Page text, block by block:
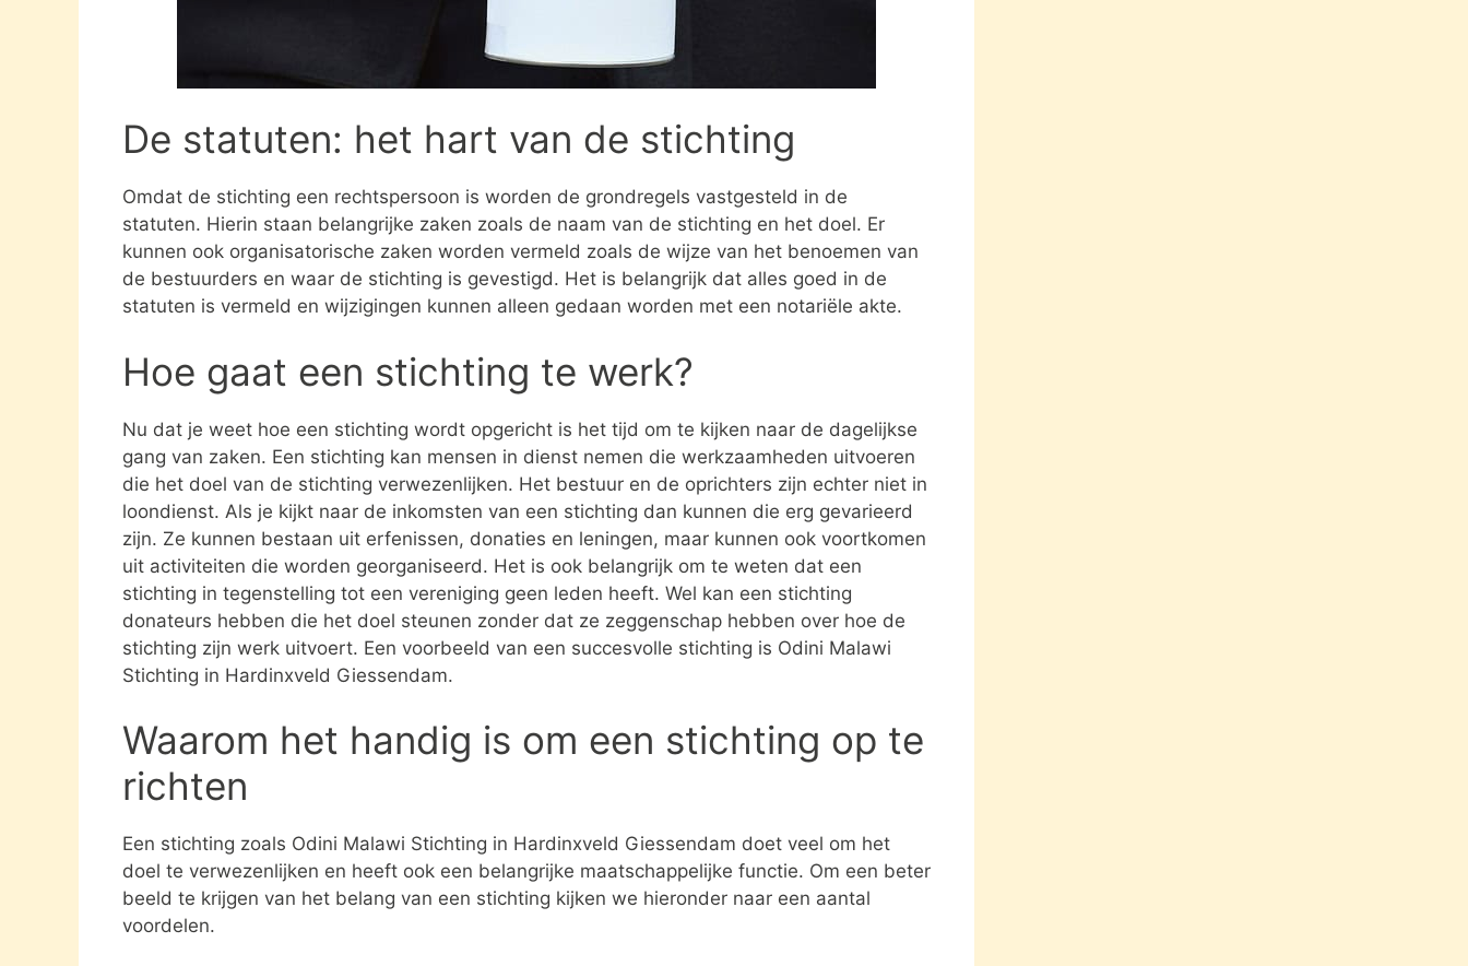
De statuten: het hart van de stichting
Omdat de stichting een rechtspersoon is worden de grondregels vastgesteld in de
statuten. Hierin staan belangrijke zaken zoals de naam van de stichting en het doel. Er
kunnen ook organisatorische zaken worden vermeld zoals de wijze van het benoemen van
de bestuurders en waar de stichting is gevestigd. Het is belangrijk dat alles goed in de
statuten is vermeld en wijzigingen kunnen alleen gedaan worden met een notariële akte.
Hoe gaat een stichting te werk?
Nu dat je weet hoe een stichting wordt opgericht is het tijd om te kijken naar de dagelijkse
gang van zaken. Een stichting kan mensen in dienst nemen die werkzaamheden uitvoeren
die het doel van de stichting verwezenlijken. Het bestuur en de oprichters zijn echter niet in
loondienst. Als je kijkt naar de inkomsten van een stichting dan kunnen die erg gevarieerd
zijn. Ze kunnen bestaan uit erfenissen, donaties en leningen, maar kunnen ook voortkomen
uit activiteiten die worden georganiseerd. Het is ook belangrijk om te weten dat een
stichting in tegenstelling tot een vereniging geen leden heeft. Wel kan een stichting
donateurs hebben die het doel steunen zonder dat ze zeggenschap hebben over hoe de
stichting zijn werk uitvoert. Een voorbeeld van een succesvolle stichting is Odini Malawi
Stichting in Hardinxveld Giessendam.
Waarom het handig is om een stichting op te
richten
Een stichting zoals Odini Malawi Stichting in Hardinxveld Giessendam doet veel om het
doel te verwezenlijken en heeft ook een belangrijke maatschappelijke functie. Om een beter
beeld te krijgen van het belang van een stichting kijken we hieronder naar een aantal
voordelen.